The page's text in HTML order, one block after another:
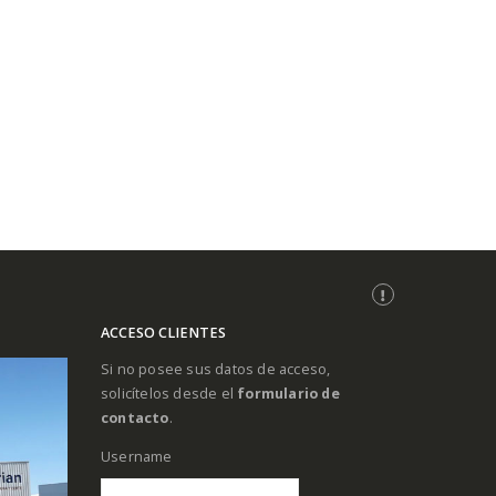
ACCESO CLIENTES
Si no posee sus datos de acceso,
solicítelos desde el formulario de
contacto.
Username